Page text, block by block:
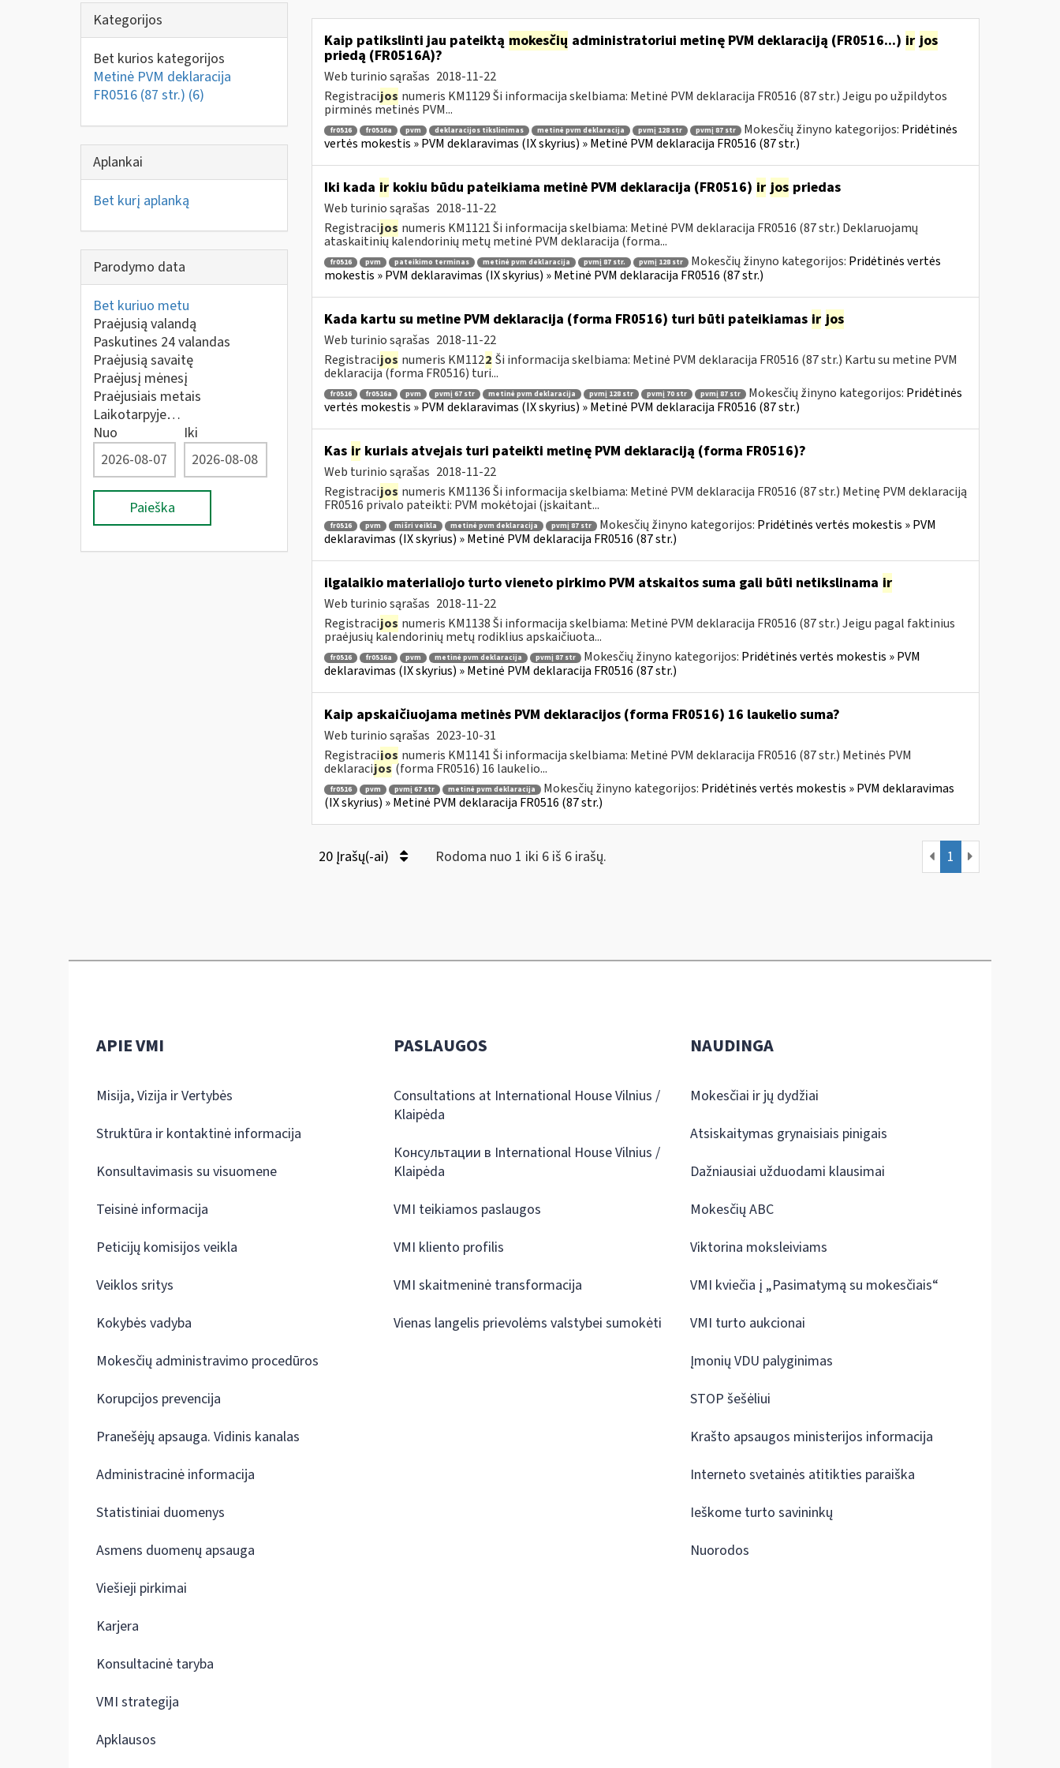
Kategorijos
Bet kurios kategorijos
Metinė PVM deklaracija
FR0516 (87 str.) (6)
Aplankai
Bet kurį aplanką
Parodymo data
Bet kuriuo metu
Praėjusią valandą
Paskutines 24 valandas
Praėjusią savaitę
Praėjusį mėnesį
Praėjusiais metais
Laikotarpyje…
Nuo
Iki
Paieška
Kaip patikslinti jau pateiktą mokesčių administratoriui metinę PVM deklaraciją (FR0516...) ir jos
priedą (FR0516A)?
Web turinio sąrašas 2018-11-22
Registracijos numeris KM1129 Ši informacija skelbiama: Metinė PVM deklaracija FR0516 (87 str.) Jeigu po užpildytos
pirminės metinės PVM...
fr0516 fr0516a pvm deklaracijos tikslinimas metinė pvm deklaracija pvmį 128 str pvmį 87 str Mokesčių žinyno kategorijos: Pridėtinės
vertės mokestis » PVM deklaravimas (IX skyrius) » Metinė PVM deklaracija FR0516 (87 str.)
Iki kada irkokiu būdu pateikiama metinė PVM deklaracija (FR0516) ir jos priedas
Web turinio sąrašas 2018-11-22
Registracijos numeris KM1121 Ši informacija skelbiama: Metinė PVM deklaracija FR0516 (87 str.) Deklaruojamų
ataskaitinių kalendorinių metų metinė PVM deklaracija (forma...
fr0516 pvm pateikimo terminas metinė pvm deklaracija pvmį 87 str. pvmį 128 str Mokesčių žinyno kategorijos: Pridėtinės vertės
mokestis » PVM deklaravimas (IX skyrius) » Metinė PVM deklaracija FR0516 (87 str.)
Kada kartu su metine PVM deklaracija (forma FR0516) turi būti pateikiamas ir jos
Web turinio sąrašas 2018-11-22
Registracijos numeris KM1122 Ši informacija skelbiama: Metinė PVM deklaracija FR0516 (87 str.) Kartu su metine PVM
deklaracija (forma FR0516) turi...
fr0516 fr0516a pvm pvmį 67 str metinė pvm deklaracija pvmį 128 str pvmį 70 str pvmį 87 str Mokesčių žinyno kategorijos: Pridėtinės
vertės mokestis » PVM deklaravimas (IX skyrius) » Metinė PVM deklaracija FR0516 (87 str.)
Kas irkuriais atvejais turi pateikti metinę PVM deklaraciją (forma FR0516)?
Web turinio sąrašas 2018-11-22
Registracijos numeris KM1136 Ši informacija skelbiama: Metinė PVM deklaracija FR0516 (87 str.) Metinę PVM deklaraciją
FR0516 privalo pateikti: PVM mokėtojai (įskaitant...
fr0516 pvm mišri veikla metinė pvm deklaracija pvmį 87 str Mokesčių žinyno kategorijos: Pridėtinės vertės mokestis » PVM
deklaravimas (IX skyrius) » Metinė PVM deklaracija FR0516 (87 str.)
ilgalaikio materialiojo turto vieneto pirkimo PVM atskaitos suma gali būti netikslinama ir
Web turinio sąrašas 2018-11-22
Registracijos numeris KM1138 Ši informacija skelbiama: Metinė PVM deklaracija FR0516 (87 str.) Jeigu pagal faktinius
praėjusių kalendorinių metų rodiklius apskaičiuota...
fr0516 fr0516a pvm metinė pvm deklaracija pvmį 87 str Mokesčių žinyno kategorijos: Pridėtinės vertės mokestis » PVM
deklaravimas (IX skyrius) » Metinė PVM deklaracija FR0516 (87 str.)
Kaip apskaičiuojama metinės PVM deklaracijos (forma FR0516) 16 laukelio suma?
Web turinio sąrašas 2023-10-31
Registracijos numeris KM1141 Ši informacija skelbiama: Metinė PVM deklaracija FR0516 (87 str.) Metinės PVM
deklaracijos(forma FR0516) 16 laukelio...
fr0516 pvm pvmį 67 str metinė pvm deklaracija Mokesčių žinyno kategorijos: Pridėtinės vertės mokestis » PVM deklaravimas
(IX skyrius) » Metinė PVM deklaracija FR0516 (87 str.)
20 Įrašų(-ai) Rodoma nuo 1 iki 6 iš 6 irašų. 1
APIE VMI
Misija, Vizija ir Vertybės
Struktūra ir kontaktinė informacija
Konsultavimasis su visuomene
Teisinė informacija
Peticijų komisijos veikla
Veiklos sritys
Kokybės vadyba
Mokesčių administravimo procedūros
Korupcijos prevencija
Pranešėjų apsauga. Vidinis kanalas
Administracinė informacija
Statistiniai duomenys
Asmens duomenų apsauga
Viešieji pirkimai
Karjera
Konsultacinė taryba
VMI strategija
Apklausos
PASLAUGOS
Consultations at International House Vilnius /
Klaipėda
Консультации в International House Vilnius /
Klaipėda
VMI teikiamos paslaugos
VMI kliento profilis
VMI skaitmeninė transformacija
Vienas langelis prievolėms valstybei sumokėti
NAUDINGA
Mokesčiai ir jų dydžiai
Atsiskaitymas grynaisiais pinigais
Dažniausiai užduodami klausimai
Mokesčių ABC
Viktorina moksleiviams
VMI kviečia į „Pasimatymą su mokesčiais“
VMI turto aukcionai
Įmonių VDU palyginimas
STOP šešėliui
Krašto apsaugos ministerijos informacija
Interneto svetainės atitikties paraiška
Ieškome turto savininkų
Nuorodos